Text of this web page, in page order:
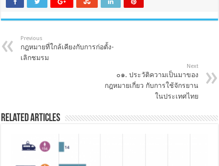
Previous
กฎหมายที่ใกล้เคียงกับการก่อตั้ง-
เลิกชมรม
Next
๐๑. ประวัติความเป็นมาของ
กฎหมายเกี่ยว กับการใช้จักรยาน
ในประเทศไทย
Related Articles